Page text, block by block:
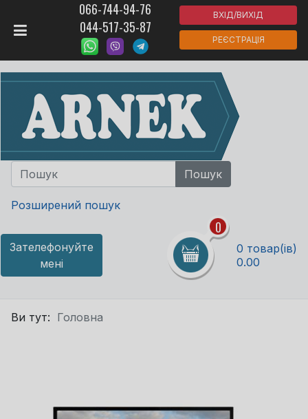
066-744-94-76
044-517-35-87
ВХІД/ВИХІД
РЕЄСТРАЦІЯ
Розширений пошук
Зателефонуйте
мені
0
0 товар(ів)
0.00
Ви тут: Головна